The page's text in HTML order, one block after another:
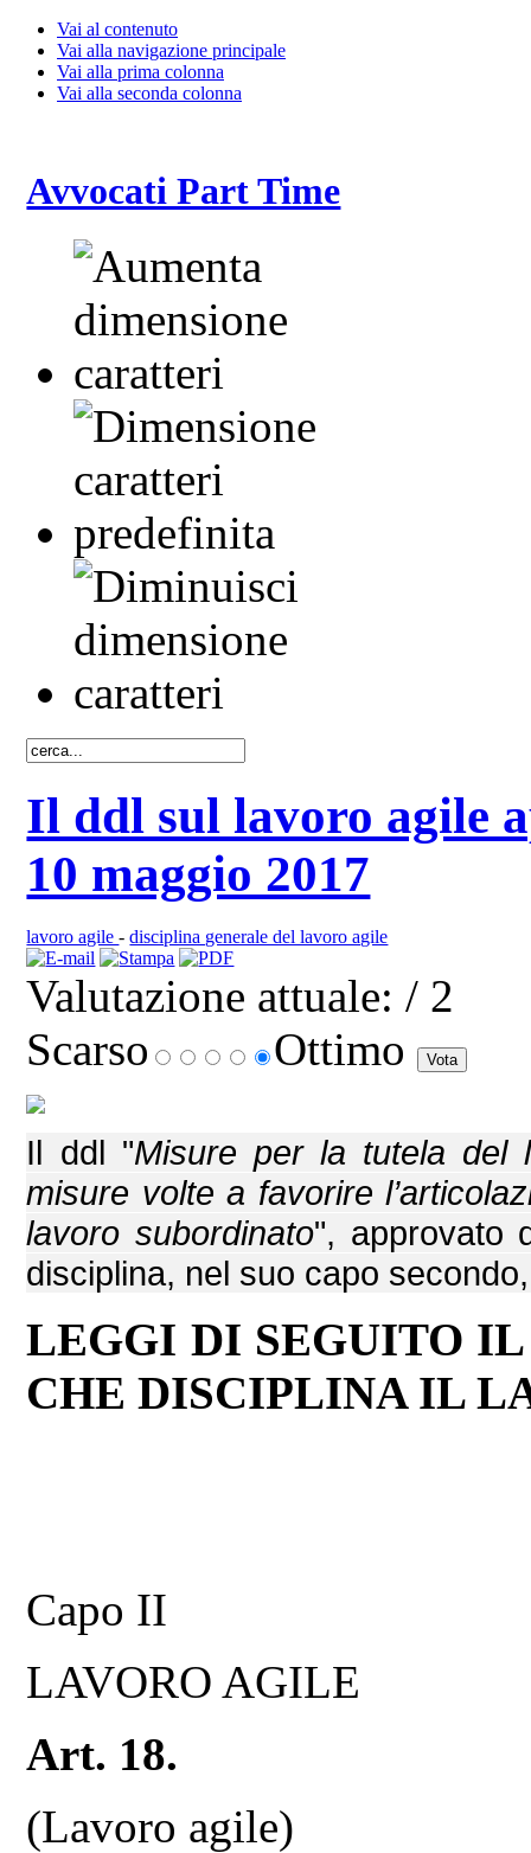
Vai al contenuto
Vai alla navigazione principale
Vai alla prima colonna
Vai alla seconda colonna
Avvocati Part Time
Il ddl sul lavoro agile
10 maggio 2017
lavoro agile-disciplina generale del lavoro agile
Valutazione attuale: / 2
Scarso
Ottimo
Il ddl "Misure per la tutela del
misure volte a favorire
lavoro subordinato", approvato
disciplina, nel suo capo
LEGGI DI SEGUITO IL
CHE DISCIPLINA IL
Capo II
LAVORO AGILE
Art. 18.
(Lavoro agile)